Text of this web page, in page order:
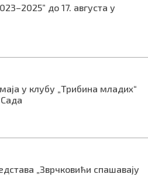
до 17. августа у
у клубу „Трибина младих“
„Зврчковићи спашавају